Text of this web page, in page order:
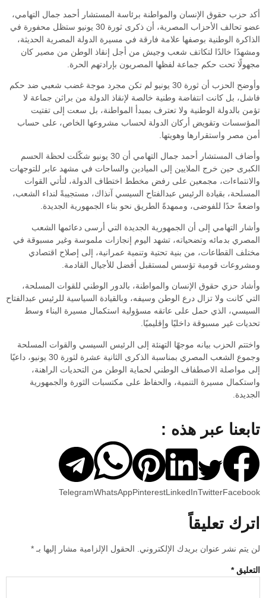
أكد حزب حقوق الإنسان والمواطنة برئاسة المستشار أحمد جمال التهامي،
عضو تحالف الأحزاب المصرية، أن ذكرى ثورة 30 يونيو ستظل محفورة في
الذاكرة الوطنية بوصفها علامة فارقة في مسيرة الدولة المصرية الحديثة،
ومشهدًا خالدًا لتكاتف شعب وجيش من أجل إنقاذ الوطن من مصير كان
مجهولًا تحت حكم جماعة لفظها المصريون بإرادتهم الحرة.
وأوضح الحزب أن ثورة 30 يونيو لم تكن مجرد موجة غضب شعبي ضد حكم
فاشل، بل كانت انتفاضة وطنية خالصة لإنقاذ الدولة من براثن جماعة لا
تؤمن بالدولة الوطنية ولا تعترف بمبدأ المواطنة، بل سعت إلى تفتيت
المؤسسات وتقويض أركان الدولة لحساب مشروعها الخاص، على حساب
أمن مصر واستقرارها وهويتها.
وأضاف المستشار أحمد جمال التهامي أن 30 يونيو شكّلت لحظة الحسم
الكبرى حين خرج الملايين إلى الميادين والساحات في مشهد عابر للتوجهات
والانتماءات، مجمعين على رفض مخطط اختطاف الدولة، لتأتي القوات
المسلحة، بقيادة الرئيس عبدالفتاح السيسي آنذاك، مستجيبةً لنداء الشعب،
واضعةً حدًا للفوضى، وممهدةً الطريق نحو بناء الجمهورية الجديدة.
وأشار التهامي إلى أن الجمهورية الجديدة التي أرسى دعائمها الشعب
المصري بدمائه وتضحياته، تشهد اليوم إنجازات ملموسة وغير مسبوقة في
مختلف القطاعات، من بنية تحتية وتنمية عمرانية، إلى إصلاح اقتصادي
ومشروعات قومية تؤسس لمستقبل أفضل للأجيال القادمة.
وأشاد حزي حقوق الإنسان والمواطنة، بالدور الوطني للقوات المسلحة،
التي كانت ولا تزال درع الوطن وسيفه، وبالقيادة السياسية للرئيس عبدالفتاح
السيسي، الذي حمل على عاتقه مسؤولية استكمال مسيرة البناء وسط
تحديات غير مسبوقة داخليًا وإقليميًا.
واختتم الحزب بيانه موجهًا التهنئة إلى الرئيس السيسي والقوات المسلحة
وجموع الشعب المصري بمناسبة الذكرى الثانية عشرة لثورة 30 يونيو، داعيًا
إلى مواصلة الاصطفاف الوطني لحماية الوطن من التحديات الراهنة،
واستكمال مسيرة التنمية، والحفاظ على مكتسبات الثورة والجمهورية
الجديدة.
تابعنا عبر هذه :
Facebook
Twitter
LinkedIn
Pinterest
WhatsApp
Telegram
اترك تعليقاً
لن يتم نشر عنوان بريدك الإلكتروني. الحقول الإلزامية مشار إليها بـ*
التعليق*